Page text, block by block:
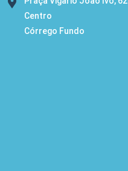
Centro
Córrego Fundo